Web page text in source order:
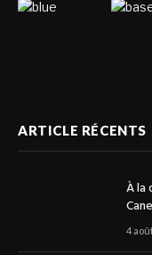
ARTICLE RÉCENTS
À la
4